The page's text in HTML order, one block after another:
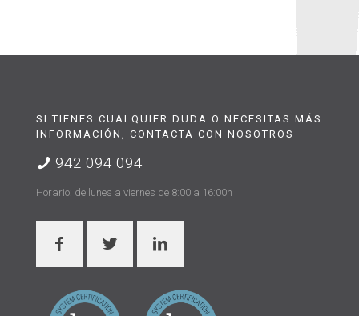
SI TIENES CUALQUIER DUDA O NECESITAS MÁS
INFORMACIÓN, CONTACTA CON NOSOTROS
942 094 094
Horario: de lunes a viernes de 8:00 a 16:00h